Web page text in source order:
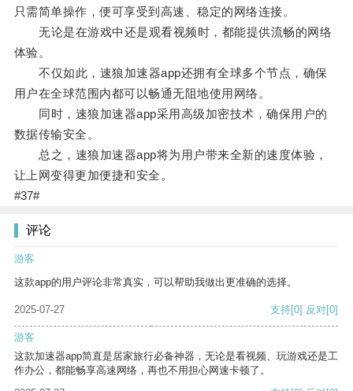
只需简单操作，便可享受到高速、稳定的网络连接。
无论是在游戏中还是观看视频时，都能提供流畅的网络
体验。
不仅如此，速狼加速器app还拥有全球多个节点，确保
用户在全球范围内都可以畅通无阻地使用网络。
同时，速狼加速器app采用高级加密技术，确保用户的
数据传输安全。
总之，速狼加速器app将为用户带来全新的速度体验，
让上网变得更加便捷和安全。
#37#
评论
游客
这款app的用户评论非常真实，可以帮助我做出更准确的选择。
2025-07-27 支持[0] 反对[0]
游客
这款加速器app简直是居家旅行必备神器，无论是看视频、玩游戏还是工
作办公，都能畅享高速网络，再也不用担心网速卡顿了。